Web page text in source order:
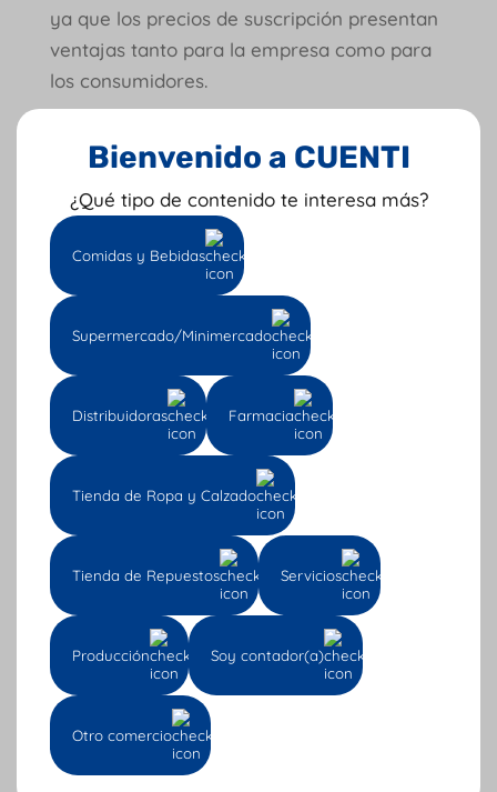
ya que los precios de suscripción presentan
ventajas tanto para la empresa como para
los consumidores.
tema te invitamos visitar nuestrapágina
weby seguirnos ennuestras redes
sociales
Tu opinión nos importa: califica AQUÍ
Escrito Por: Julie Guirados
Suscríbete a nuestro boletín
Entérate de todas las novedades y
artículos Pro sobre administración,
Bienvenido a CUENTI
¿Qué tipo de contenido te interesa más?
Comidas y Bebidas
Supermercado/Minimercado
Distribuidoras Farmacia
Tienda de Ropa y Calzado
Tienda de Repuestos Servicios
Producción Soy contador(a)
Otro comercio